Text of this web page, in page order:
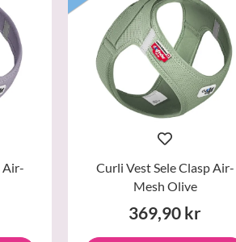
Air-
Curli Vest Sele Clasp Air-
Mesh Olive
369,90 kr